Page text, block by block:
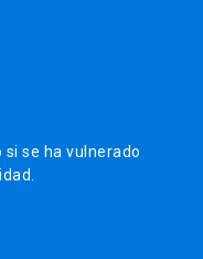
se ha vulnerado